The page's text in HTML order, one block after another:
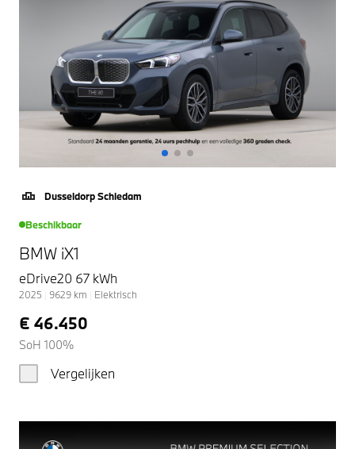
Dusseldorp Schiedam
Beschikbaar
BMW iX1
eDrive20 67 kWh
2025 9629 km Elektrisch
€ 46.450
SoH 100%
Vergelijken